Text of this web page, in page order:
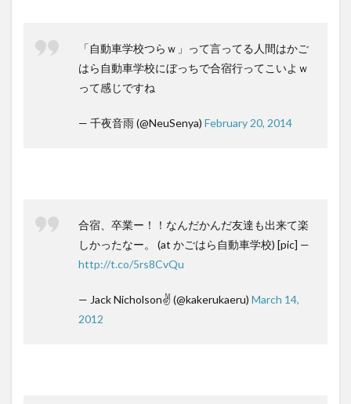
「自動車学校つらｗ」って言ってる人間はかご
はら自動車学校にぼっちで合宿行ってこいよｗ
って感じですね
— 千夜音雨 (@NeuSenya) February 20, 2014
合宿、卒業ー！！なんだかんだ友達も出来て楽
しかったなー。 (at かごはら自動車学校) [pic] —
http://t.co/5rs8CvQu
— Jack Nicholson✌️ (@kakerukaeru) March 14,
2012